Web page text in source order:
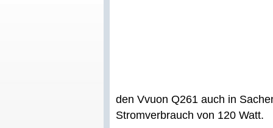
den Vvuon Q261 auch in
Stromverbrauch von 120 Watt.